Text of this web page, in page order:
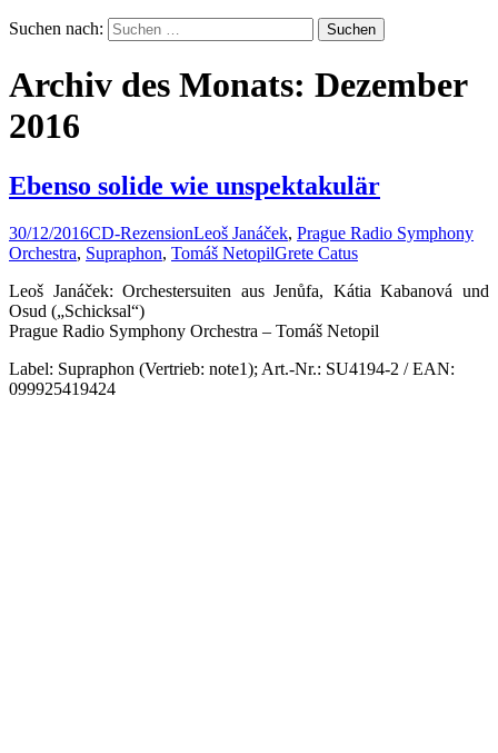
Suchen nach:
Archiv des Monats: Dezember
2016
Ebenso solide wie unspektakulär
30/12/2016CD-RezensionLeoš Janáček, Prague Radio Symphony
Orchestra, Supraphon, Tomáš NetopilGrete Catus
Leoš Janáček: Orchestersuiten aus Jenůfa, Kátia Kabanová und
Osud („Schicksal“)
Prague Radio Symphony Orchestra – Tomáš Netopil
Label: Supraphon (Vertrieb: note1); Art.-Nr.: SU4194-2 / EAN:
099925419424